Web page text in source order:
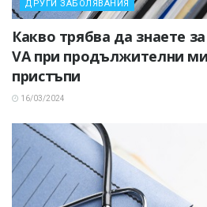
ДРУГИ ЗАБОЛЯВАНИЯ
Какво трябва да знаете
VA при продължителни
пристъпи
16/03/2024